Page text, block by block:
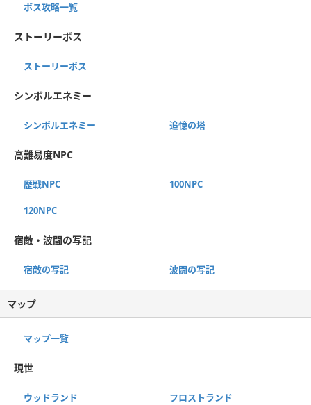
ボス攻略一覧
ストーリーボス
ストーリーボス
シンボルエネミー
シンボルエネミー 追憶の塔
高難易度NPC
歴戦NPC 100NPC
120NPC
宿敵・波闘の写記
宿敵の写記 波闘の写記
マップ
マップ一覧
現世
ウッドランド フロストランド